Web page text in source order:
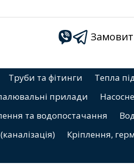
Труби та фітинги Тепла
прилади
та водопостачання
Кріплення,